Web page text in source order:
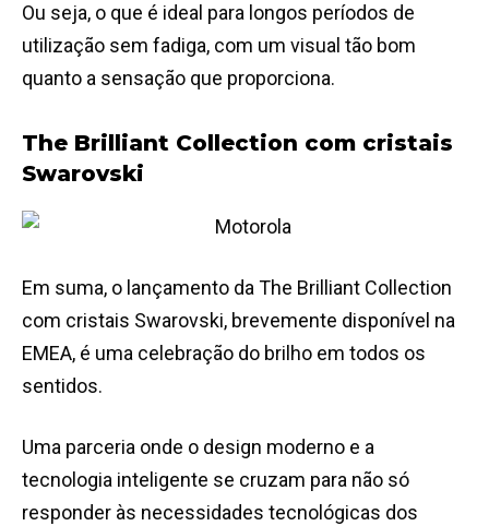
Ou seja, o que é ideal para longos períodos de
utilização sem fadiga, com um visual tão bom
quanto a sensação que proporciona.
The Brilliant Collection com cristais
Swarovski
Em suma, o lançamento da The Brilliant Collection
com cristais Swarovski, brevemente disponível na
EMEA, é uma celebração do brilho em todos os
sentidos.
Uma parceria onde o design moderno e a
tecnologia inteligente se cruzam para não só
responder às necessidades tecnológicas dos